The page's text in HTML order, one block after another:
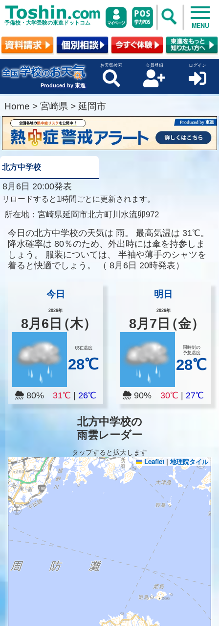
予備校・大学受験の東進ドットコム MENU
Produced by 東進
お天気検索 会員登録 ログイン
Home > 宮崎県 > 延岡市
北方中学校
8月6日 20:00発表
リロードすると1時間ごとに更新されます。
所在地： 宮崎県延岡市北方町川水流卯972
今日の北方中学校の天気は 雨。 最高気温は 31℃。
降水確率は 80％のため、外出時には傘を持参しま
しょう。
服装については、
半袖や薄手のシャツを
着ると快適でしょう。
（ 8月6日 20時発表）
今日
2026年
8月 6 日（木）
現在温度
28℃
80% 31℃ 26℃
明日
2026年
8月 7 日（金）
同時刻の
予想温度
28℃
90%30℃ |27℃
北方中学校の
雨雲レーダー
タップすると拡大します
Leaflet | 地理院タイル